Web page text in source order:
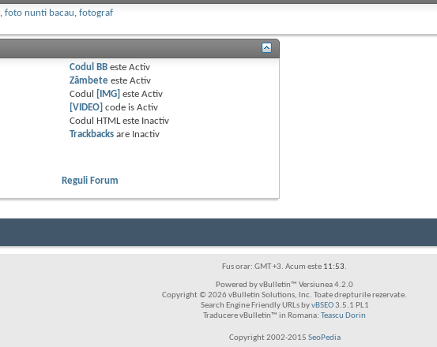
, foto nunti bacau, fotograf
Codul BB esteActiv
Zâmbete esteActiv
Codul
[IMG] esteActiv
[VIDEO] code isActiv
Codul HTML este Inactiv
Trackbacks are Inactiv
Reguli Forum
Fus orar: GMT +3. Acum este 11:53.
Powered by vBulletin™ Versiunea 4.2.0
Copyright © 2026 vBulletin Solutions, Inc. Toate drepturile rezervate.
Search Engine Friendly URLs byvBSEO3.5.1 PL1
Traducere vBulletin™ in Romana: Teascu Dorin
Copyright 2002-2015 SeoPedia